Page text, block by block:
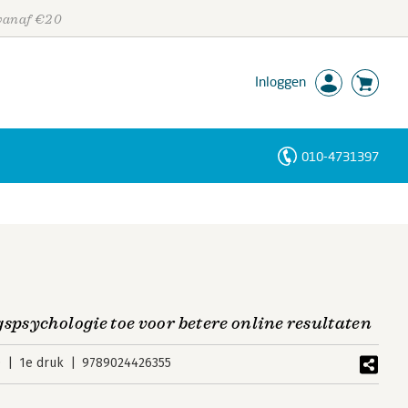
€20
Inloggen
010-4731397
toe voor betere online resultaten
1e druk 9789024426355
Personen